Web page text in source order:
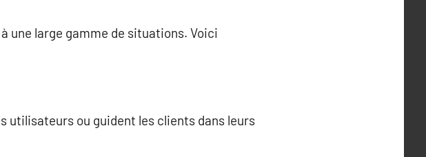
une large gamme de situations. Voici
utilisateurs ou guident les clients dans leurs